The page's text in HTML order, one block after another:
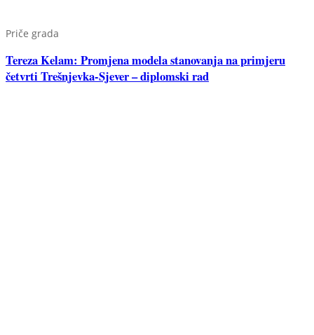
Priče grada
Tereza Kelam: Promjena modela stanovanja na primjeru
četvrti Trešnjevka-Sjever – diplomski rad